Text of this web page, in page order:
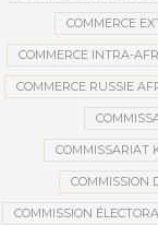
COMMERCE
COMMERCE INTRA-
COMMERCE RUSSIE
COMMISSARIAT
COMMISSION
COMMISSION